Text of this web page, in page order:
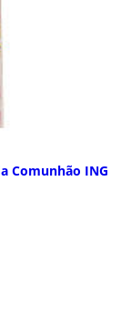
Comunhão ING